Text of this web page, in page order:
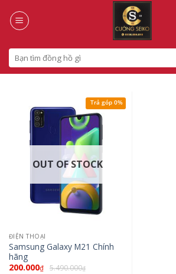
Search
for:
Trả góp 0%
OUT OF STOCK
ĐIỆN THOẠI
Samsung Galaxy M21 Chính
hãng
200.000₫ 5.490.000₫